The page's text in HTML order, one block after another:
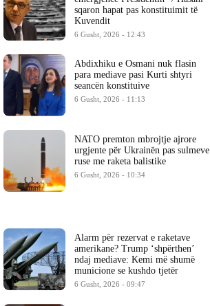
sqaron hapat pas konstituimit të
Kuvendit
6 Gusht, 2026 - 12:43
Abdixhiku e Osmani nuk flasin
para mediave pasi Kurti shtyri
seancën konstituive
6 Gusht, 2026 - 11:13
NATO premton mbrojtje ajrore
urgjente për Ukrainën pas sulmeve
ruse me raketa balistike
6 Gusht, 2026 - 10:34
Alarm për rezervat e raketave
amerikane? Trump ‘shpërthen’
ndaj mediave: Kemi më shumë
municione se kushdo tjetër
6 Gusht, 2026 - 09:47